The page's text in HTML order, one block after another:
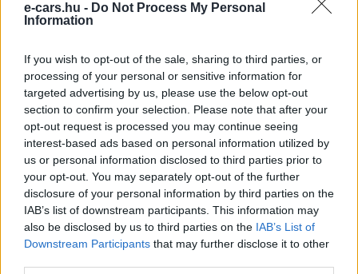
e-cars.hu - Do Not Process My Personal
Information
If you wish to opt-out of the sale, sharing to third parties, or
processing of your personal or sensitive information for
targeted advertising by us, please use the below opt-out
section to confirm your selection. Please note that after your
opt-out request is processed you may continue seeing
interest-based ads based on personal information utilized by
us or personal information disclosed to third parties prior to
your opt-out. You may separately opt-out of the further
disclosure of your personal information by third parties on the
IAB’s list of downstream participants. This information may
also be disclosed by us to third parties on the IAB’s List of
Downstream Participants that may further disclose it to other
Elektromos autó
Magyarországon is bemutatkozott az
elektromos Suzuki e Vitara
e-cars.hu - 2025-03-31 2 hozzászólás